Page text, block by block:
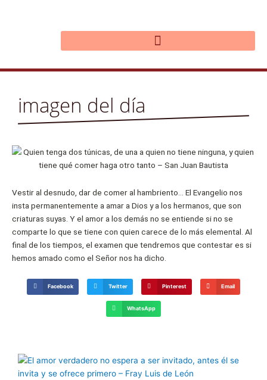
imagen del día
Vestir al desnudo, dar de comer al hambriento… El Evangelio nos
insta permanentemente a amar a Dios y a los hermanos, que son
criaturas suyas. Y el amor a los demás no se entiende si no se
comparte lo que se tiene con quien carece de lo más elemental. Al
final de los tiempos, el examen que tendremos que contestar es si
hemos amado como el Señor nos ha dicho.
Facebook Twitter Pinterest Email
WhatsApp
PáginaPáginaPáginaPáginaPágina